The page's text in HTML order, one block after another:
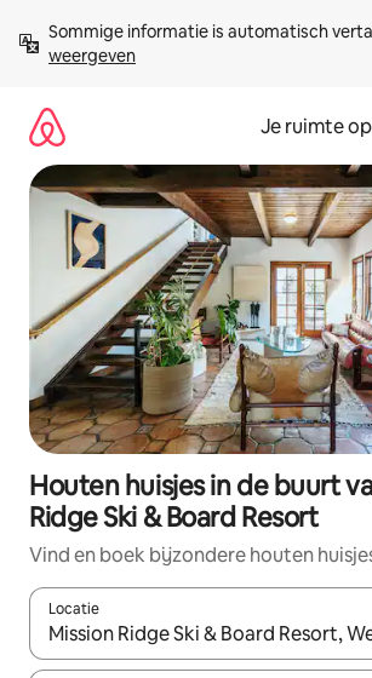
direct
naar
Sommige informatie is automatisch
weergeven
Je ruimte
Houten huisjes in de buurt
Ridge Ski & Board Resort
Vind en boek bijzondere houten
Locatie
Wanneer er suggesties beschikbaar